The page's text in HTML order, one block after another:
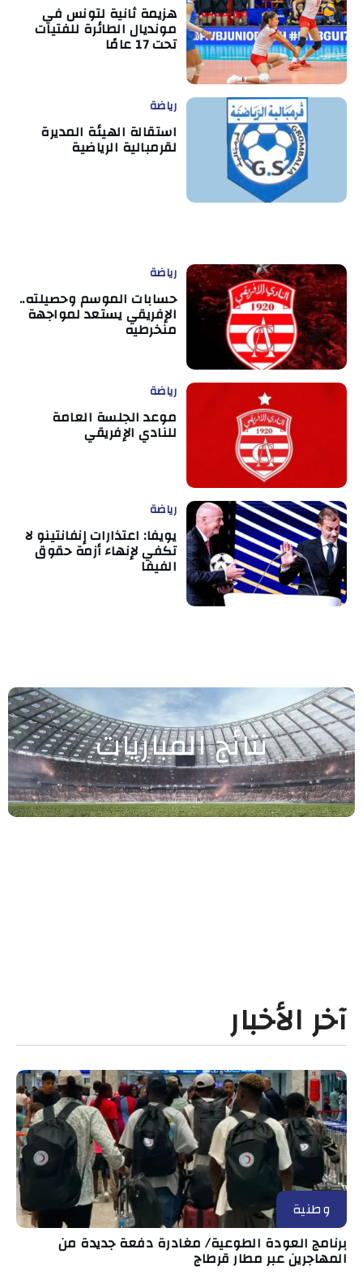
هزيمة ثانية لتونس في
مونديال الطائرة للفتيات
تحت 17 عامًا
رياضة
استقالة الهيئة المديرة
لقرمبالية الرياضية
رياضة
حسابات الموسم وحصيلته..
الإفريقي يستعد لمواجهة
منخرطيه
رياضة
موعد الجلسة العامة
للنادي الإفريقي
رياضة
يويفا: اعتذارات إنفانتينو لا
تكفي لإنهاء أزمة حقوق
الفيفا
نتائج المباريات
آخر الأخبار
وطنية
برنامج العودة الطوعية/ مغادرة دفعة جديدة من
المهاجرين عبر مطار قرطاج